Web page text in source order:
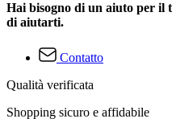
Hai bisogno di un aiuto per il
di aiutarti.
Contatto
Qualità verificata
Shopping sicuro e affidabile